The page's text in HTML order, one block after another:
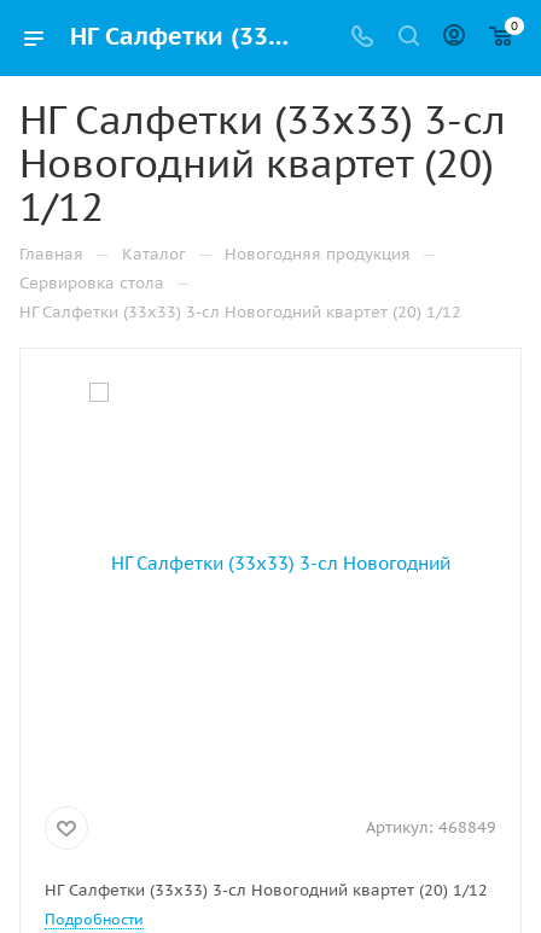
НГ Салфетки (33х33) 3-сл Новогодний квартет (20) 1/12 купить оптом и в розницу в Казани с доставкой недорого 0
НГ Салфетки (33х33) 3-сл
Новогодний квартет (20)
1/12
Главная — Каталог — Новогодняя продукция —
Сервировка стола —
НГ Салфетки (33х33) 3-сл Новогодний квартет (20) 1/12
Артикул: 468849
НГ Салфетки (33х33) 3-сл Новогодний квартет (20) 1/12
Подробности